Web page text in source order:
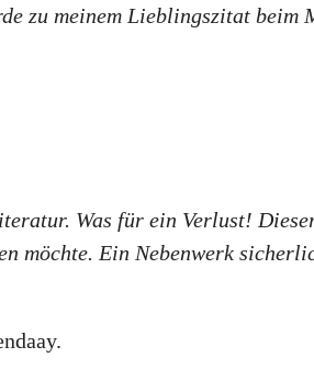
zu meinem Lieblingszitat beim
Was für ein Verlust!
möchte. Ein Nebenwerk